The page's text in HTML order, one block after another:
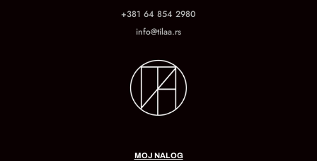
+381 64 854 2980
info@tilaa.rs
MOJ NALOG